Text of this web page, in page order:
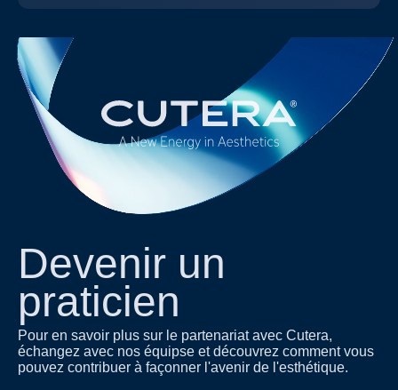
Devenir un
praticien
Pour en savoir plus sur le partenariat avec Cutera,
échangez avec nos équipse et découvrez comment vous
pouvez contribuer à façonner l'avenir de l'esthétique.